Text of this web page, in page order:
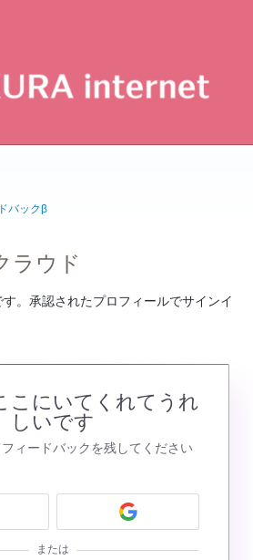
バックβ
ラウド
。承認されたプロフィールでサインイ
こにいてくれてうれ
しいです
ィードバックを残してください
または